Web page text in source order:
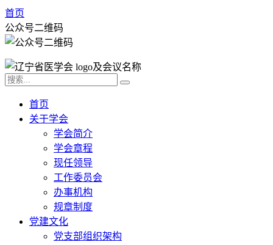
首页
公众号二维码
首页
关于学会
学会简介
学会章程
现任领导
工作委员会
办事机构
规章制度
党建文化
党支部组织架构